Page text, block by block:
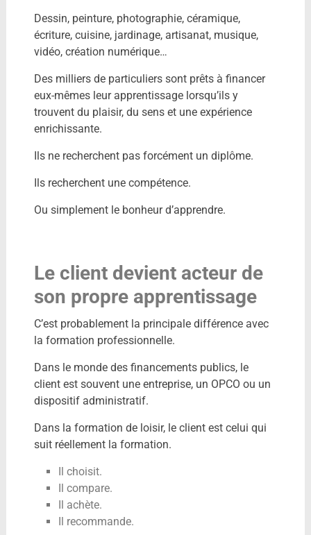
Dessin, peinture, photographie, céramique,
écriture, cuisine, jardinage, artisanat, musique,
vidéo, création numérique…
Des milliers de particuliers sont prêts à financer
eux-mêmes leur apprentissage lorsqu’ils y
trouvent du plaisir, du sens et une expérience
enrichissante.
Ils ne recherchent pas forcément un diplôme.
Ils recherchent une compétence.
Ou simplement le bonheur d’apprendre.
Le client devient acteur de
son propre apprentissage
C’est probablement la principale différence avec
la formation professionnelle.
Dans le monde des financements publics, le
client est souvent une entreprise, un OPCO ou un
dispositif administratif.
Dans la formation de loisir, le client est celui qui
suit réellement la formation.
Il choisit.
Il compare.
Il achète.
Il recommande.